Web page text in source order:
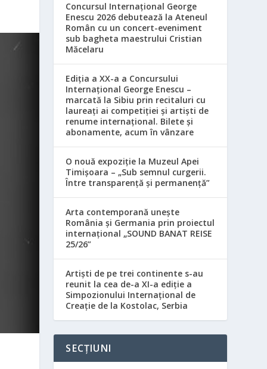
Concursul Internațional George
Enescu 2026 debutează la Ateneul
Român cu un concert-eveniment
sub bagheta maestrului Cristian
Măcelaru
Ediția a XX-a a Concursului
Internațional George Enescu –
marcată la Sibiu prin recitaluri cu
laureați ai competiției și artiști de
renume internațional. Bilete și
abonamente, acum în vânzare
O nouă expoziție la Muzeul Apei
Timișoara – „Sub semnul curgerii.
Între transparență și permanență”
Arta contemporană unește
România și Germania prin proiectul
internațional „SOUND BANAT REISE
25/26”
Artiști de pe trei continente s-au
reunit la cea de-a XI-a ediție a
Simpozionului Internațional de
Creație de la Kostolac, Serbia
SECȚIUNI